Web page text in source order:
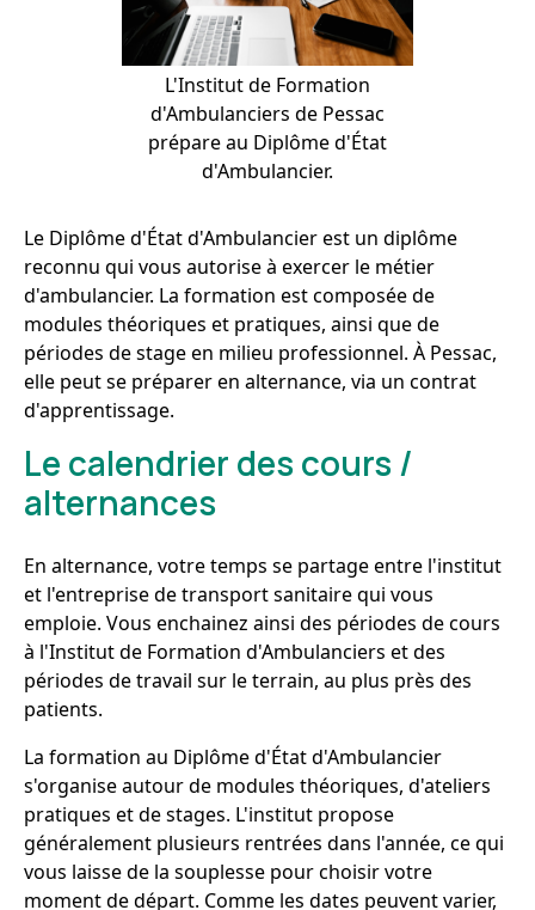
L'Institut de Formation
d'Ambulanciers de Pessac
prépare au Diplôme d'État
d'Ambulancier.
Le Diplôme d'État d'Ambulancier est un diplôme
reconnu qui vous autorise à exercer le métier
d'ambulancier. La formation est composée de
modules théoriques et pratiques, ainsi que de
périodes de stage en milieu professionnel. À Pessac,
elle peut se préparer en alternance, via un contrat
d'apprentissage.
Le calendrier des cours /
alternances
En alternance, votre temps se partage entre l'institut
et l'entreprise de transport sanitaire qui vous
emploie. Vous enchainez ainsi des périodes de cours
à l'Institut de Formation d'Ambulanciers et des
périodes de travail sur le terrain, au plus près des
patients.
La formation au Diplôme d'État d'Ambulancier
s'organise autour de modules théoriques, d'ateliers
pratiques et de stages. L'institut propose
généralement plusieurs rentrées dans l'année, ce qui
vous laisse de la souplesse pour choisir votre
moment de départ. Comme les dates peuvent varier,